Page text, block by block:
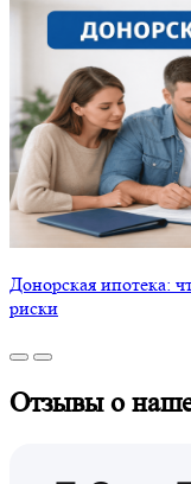
Донорская ипотека:
риски
Отзывы о